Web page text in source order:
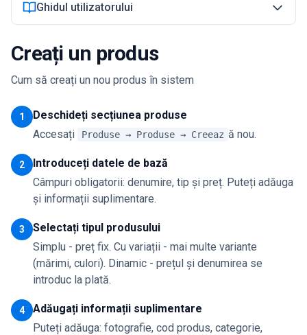
Ghidul utilizatorului
Creați un produs
Cum să creați un nou produs în sistem
1
Deschideți secțiunea produse
Accesați
Produse → Produse → Creeaz ă nou.
2
Introduceți datele de bază
Câmpuri obligatorii: denumire, tip și preț. Puteți adăuga
și informații suplimentare.
3
Selectați tipul produsului
Simplu - preț fix. Cu variații - mai multe variante
(mărimi, culori). Dinamic - prețul și denumirea se
introduc la plată.
4
Adăugați informații suplimentare
Puteți adăuga: fotografie, cod produs, categorie,